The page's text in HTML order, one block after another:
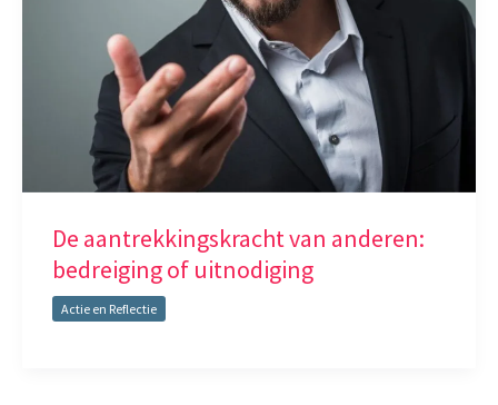
De aantrekkingskracht van anderen:
bedreiging of uitnodiging
Actie en Reflectie